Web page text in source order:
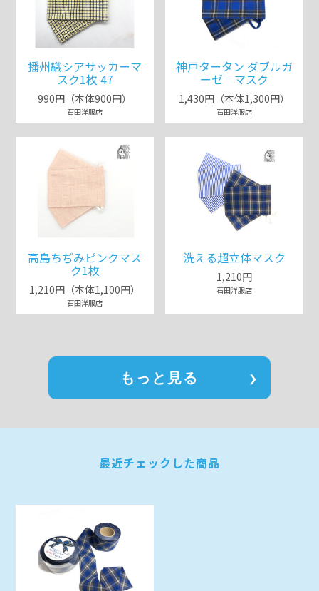
播州織シアサッカーマ
スク1枚 47
990円（本体900円）
石田洋服店
神戸タータン ダブルガ
ーゼ マスク
1,430円（本体1,300円）
石田洋服店
高島ちぢみピンクマス
ク1枚
1,210円（本体1,100円）
石田洋服店
洗える超立体マスク
1,210円
石田洋服店
もっと見る
最近チェックした商品